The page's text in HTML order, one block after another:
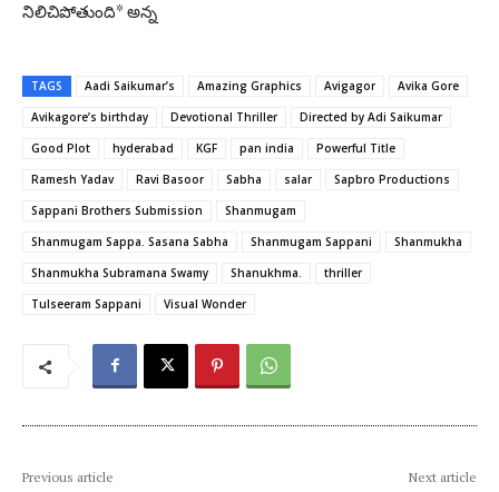
నిలిచిపోతుంది* అన్న
TAGS Aadi Saikumar’s Amazing Graphics Avigagor
Avika Gore
Avikagore’s birthday
Devotional Thriller
Directed by Adi Saikumar
Good Plot
hyderabad KGF pan india
Powerful Title
Ramesh Yadav
Ravi Basoor Sabha salar
Sapbro Productions
Sappani Brothers Submission
Shanmugam
Shanmugam Sappa. Sasana Sabha
Shanmugam Sappani
Shanmukha
Shanmukha Subramana Swamy
Shanukhma.
thriller
Tulseeram Sappani
Visual Wonder
Previous article Next article